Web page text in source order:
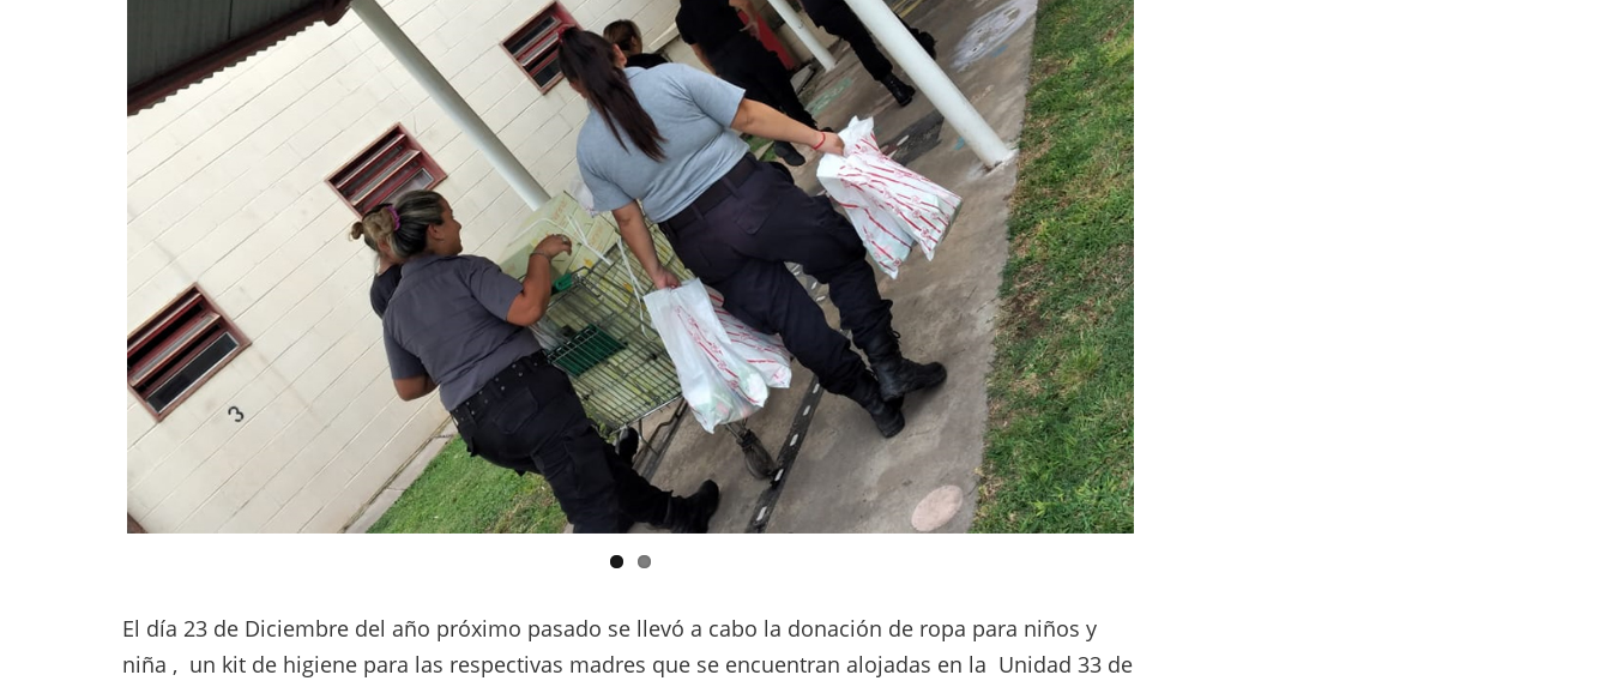
El día 23 de Diciembre del año próximo pasado se llevó a cabo la donación de ropa para niños y
niña , un kit de higiene para las respectivas madres que se encuentran alojadas en la Unidad 33 de